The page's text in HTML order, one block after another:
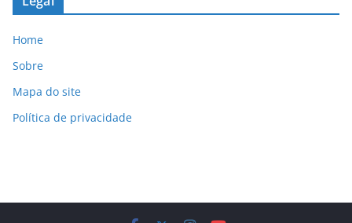
Home
Sobre
Mapa do site
Política de privacidade